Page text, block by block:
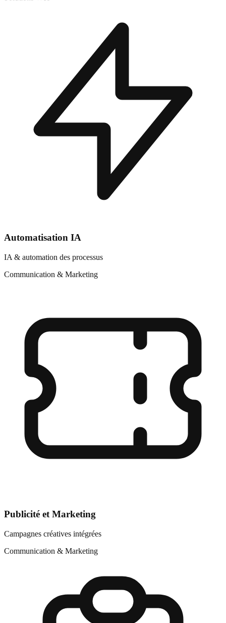
Automatisation IA
IA & automation des processus
Communication & Marketing
Publicité et Marketing
Campagnes créatives intégrées
Communication & Marketing